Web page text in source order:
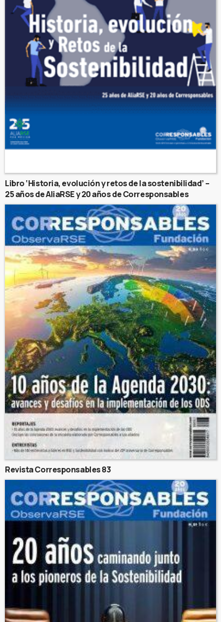
Libro ‘Historia, evolución y retos de la sostenibilidad’ –
25 años de AliaRSE y 20 años de Corresponsables
Revista Corresponsables 83